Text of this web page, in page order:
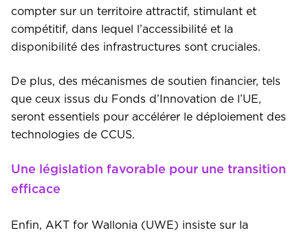
compter sur un territoire attractif, stimulant et
compétitif, dans lequel l’accessibilité et la
disponibilité des infrastructures sont cruciales.
De plus, des mécanismes de soutien financier, tels
que ceux issus du Fonds d’Innovation de l’UE,
seront essentiels pour accélérer le déploiement des
technologies de CCUS.
Une législation favorable pour une transition
efficace
Enfin, AKT for Wallonia (UWE) insiste sur la